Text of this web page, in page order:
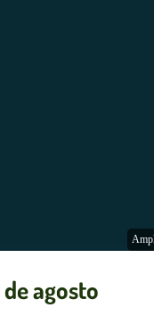
agosto